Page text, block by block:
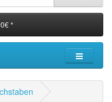
*